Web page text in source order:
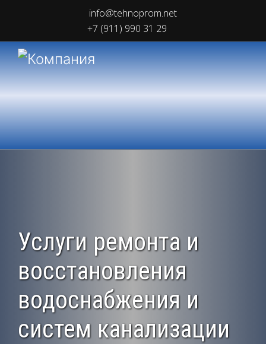
info@tehnoprom.net
+7 (911) 990 31 29
Услуги ремонта и
восстановления
водоснабжения и
систем канализации